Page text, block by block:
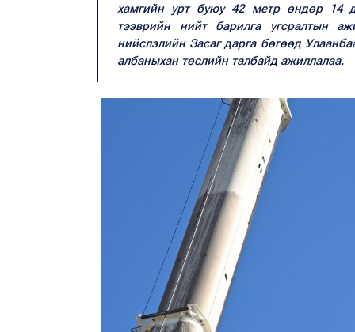
хамгийн урт буюу 42 метр өндөр 14
тээврийн нийт барилга угсралтын
нийслэлийн Засаг дарга бөгөөд
албаныхан төслийн талбайд ажиллалаа.